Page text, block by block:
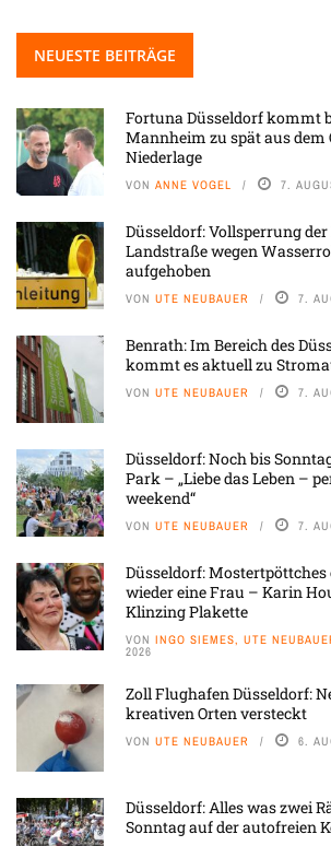
NEUESTE BEITRÄGE
Fortuna Düsseldorf kommt
Mannheim zu spät aus dem
Niederlage
VON ANNE VOGEL 7.
Düsseldorf: Vollsperrung
Landstraße wegen
aufgehoben
VON UTE NEUBAUER 7.
Benrath: Im Bereich des
kommt es aktuell zu
VON UTE NEUBAUER 7.
Düsseldorf: Noch bis
Park – „Liebe das Leben –
weekend“
VON UTE NEUBAUER 7.
Düsseldorf:
wieder eine Frau – Karin
Klinzing Plakette
VON INGO SIEMES, UTE
2026
Zoll Flughafen Düsseldorf:
kreativen Orten versteckt
VON UTE NEUBAUER 6.
Düsseldorf: Alles was zwei
Sonntag auf der autofreien